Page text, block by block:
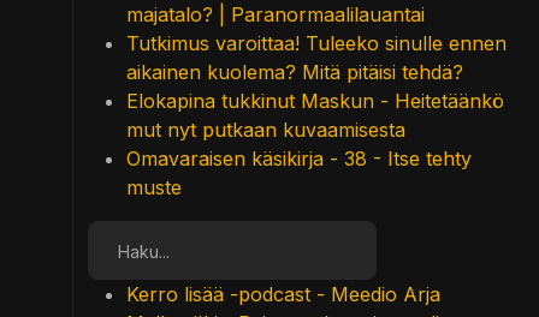
majatalo? | Paranormaalilauantai
Tutkimus varoittaa! Tuleeko sinulle ennen
aikainen kuolema? Mitä pitäisi tehdä?
Elokapina tukkinut Maskun - Heitetäänkö
mut nyt putkaan kuvaamisesta
Omavaraisen käsikirja - 38 - Itse tehty
muste
Kerro lisää -podcast - Meedio Arja